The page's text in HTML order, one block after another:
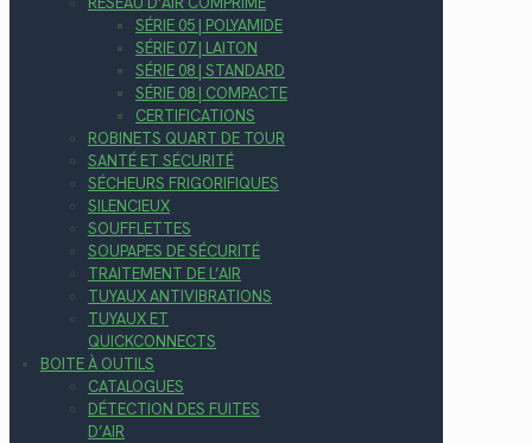
SÉRIE 05 | POLYAMIDE
SÉRIE 07 | LAITON
SÉRIE 08 | STANDARD
SÉRIE 08 | COMPACTE
CERTIFICATIONS
ROBINETS QUART DE TOUR
SANTÉ ET SÉCURITÉ
SÉCHEURS FRIGORIFIQUES
SILENCIEUX
SOUFFLETTES
SOUPAPES DE SÉCURITÉ
TRAITEMENT DE L’AIR
TUYAUX ANTIVIBRATIONS
TUYAUX ET
QUICKCONNECTS
BOITE À OUTILS
CATALOGUES
DÉTECTION DES FUITES
D’AIR